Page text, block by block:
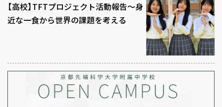
【高校】TFTプロジェクト活動報告～身
近な一食から世界の課題を考える